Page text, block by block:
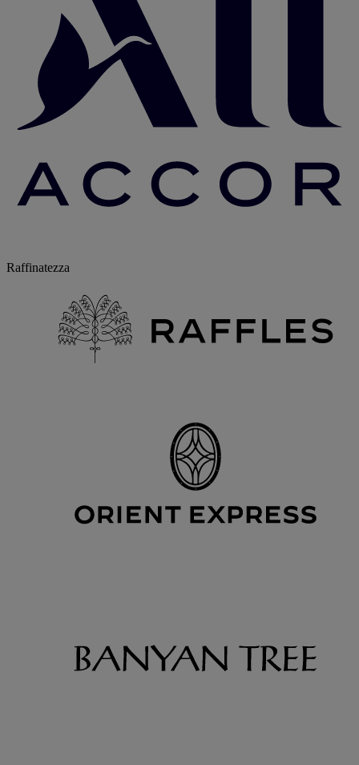
Raffinatezza